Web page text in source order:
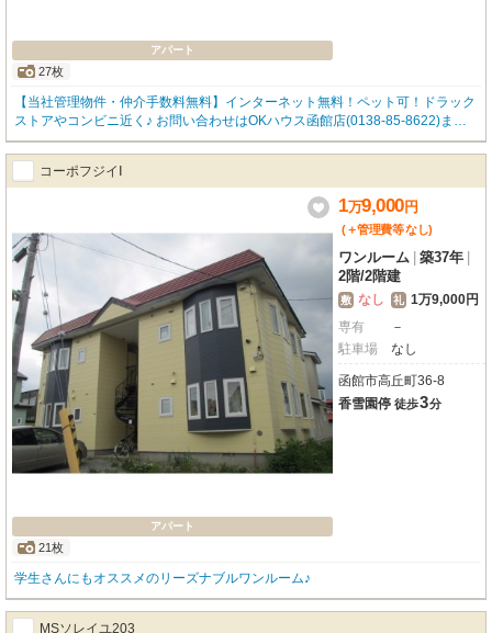
アパート
27枚
【当社管理物件・仲介手数料無料】インターネット無料！ペット可！ドラック
ストアやコンビニ近く♪ お問い合わせはOKハウス函館店(0138-85-8622)ま
で、お気軽にお電話下さい☆
コーポフジイⅠ
アパート
21枚
1万9,000円
(＋管理費等なし)
ワンルーム 築37年
2階/2階建
敷 なし 礼 1万9,000円
専有
－
駐車場
なし
函館市高丘町36-8
香雪園停 徒歩3分
学生さんにもオススメのリーズナブルワンルーム♪
MSソレイユ203